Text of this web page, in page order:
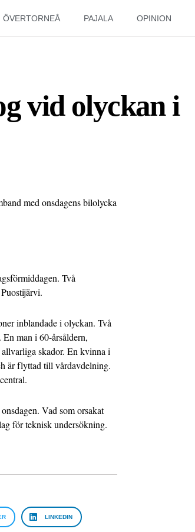
ÖVERTORNEÅ PAJALA OPINION
vid olyckan i
med onsdagens bilolycka
Två
inblandade i olyckan. Två
man i 60-årsåldern,
skador. En kvinna i
är flyttad till vårdavdelning.
Vad som orsakat
för teknisk undersökning.
LINKEDIN